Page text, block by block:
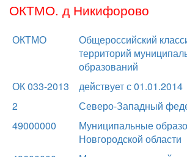
ОКТМО. д Никифорово
ОКТМО
Общероссийский
территорий
образований
ОК 033-2013
действует с 01.01.2014
2
Северо-Западный
49000000
Муниципальные
Новгородской области